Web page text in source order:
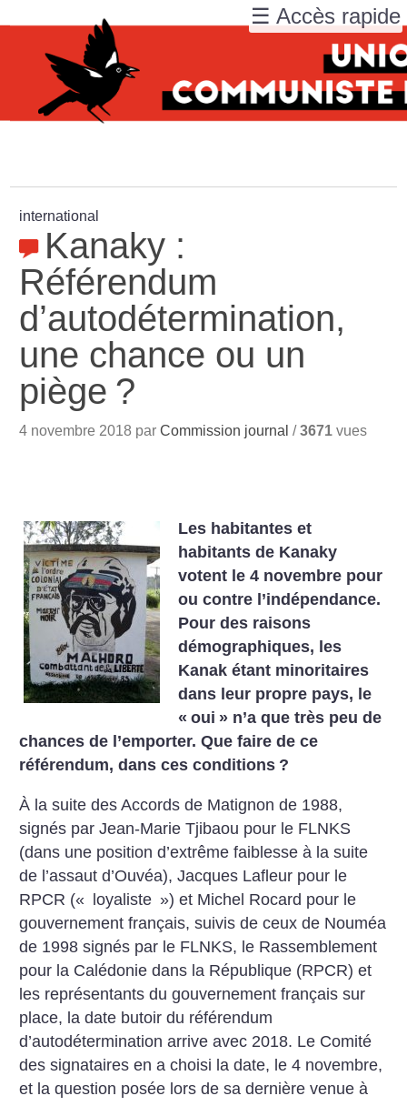
international
Kanaky :
Référendum
d’autodétermination,
une chance ou un
piège ?
4 novembre 2018 parCommission journal /3671 vues
Les habitantes et
habitants de Kanaky
votent le 4 novembre pour
ou contre l’indépendance.
Pour des raisons
démographiques, les
Kanak étant minoritaires
dans leur propre pays, le
« oui » n’a que très peu de
chances de l’emporter. Que faire de ce
référendum, dans ces conditions ?
À la suite des Accords de Matignon de 1988,
signés par Jean-Marie Tjibaou pour le FLNKS
(dans une position d’extrême faiblesse à la suite
de l’assaut d’Ouvéa), Jacques Lafleur pour le
RPCR (« loyaliste ») et Michel Rocard pour le
gouvernement français,suivis de ceux de Nouméa
de 1998 signés par le FLNKS, le Rassemblement
pour la Calédonie dans la République (RPCR) et
les représentants du gouvernement français sur
place, la date butoir du référendum
d’autodétermination arrive avec 2018. Le Comité
des signataires en a choisi la date, le 4 novembre,
et la question posée lors de sa dernière venue à
☰ Accès rapide